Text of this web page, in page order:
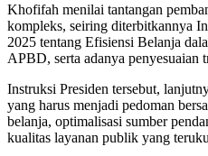
Khofifah menilai tantangan
kompleks, seiring diterbitkannya
2025 tentang Efisiensi Belanja
APBD, serta adanya penyesuaian
Instruksi Presiden tersebut,
yang harus menjadi pedoman
belanja, optimalisasi sumber
kualitas layanan publik yang